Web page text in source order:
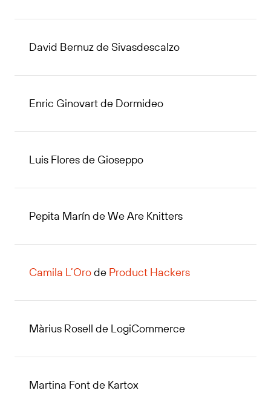
David Bernuz de Sivasdescalzo
Enric Ginovart de Dormideo
Luis Flores de Gioseppo
Pepita Marín de We Are Knitters
Camila L’Orode Product Hackers
Màrius Rosell de LogiCommerce
Martina Font de Kartox